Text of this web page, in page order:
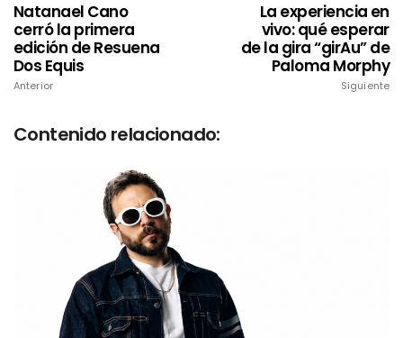
Natanael Cano
cerró la primera
edición de Resuena
Dos Equis
Anterior
La experiencia en
vivo: qué esperar
de la gira “girAu” de
Paloma Morphy
Siguiente
Contenido relacionado: